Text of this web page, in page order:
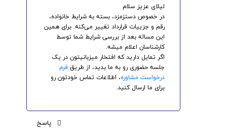
لیلای عزیز سلام
در خصوص دستزمزد، بسته به شرایط خانواده،
رقم و جزییات قرارداد تغییر می‌کنه. برای همین
این مساله بعد از بررسی شرایط شما توسط
کارشناسان اعلام میشه.
اگر تمایل دارید که افتخار میزبانیتون در یک
جلسه حضوری رو به ما بدید، از طریق فرم
درخواست مشاوره، اطلاعات تماس خودتون رو
برای ما ارسال کنید.
پاسخ